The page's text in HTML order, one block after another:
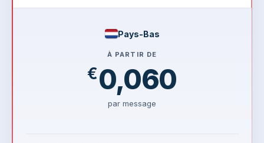
Pays-Bas
À PARTIR DE
€0,060
par message